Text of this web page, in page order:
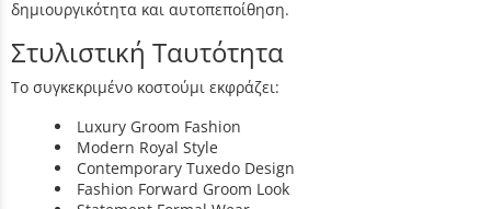
δημιουργικότητα και αυτοπεποίθηση.
Στυλιστική Ταυτότητα
Το συγκεκριμένο κοστούμι εκφράζει:
Luxury Groom Fashion
Modern Royal Style
Contemporary Tuxedo Design
Fashion Forward Groom Look